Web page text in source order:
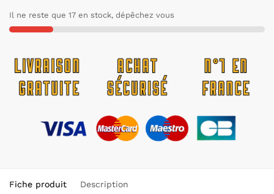
Il ne reste que 17 en stock, dépêchez vous
Fiche produit Description